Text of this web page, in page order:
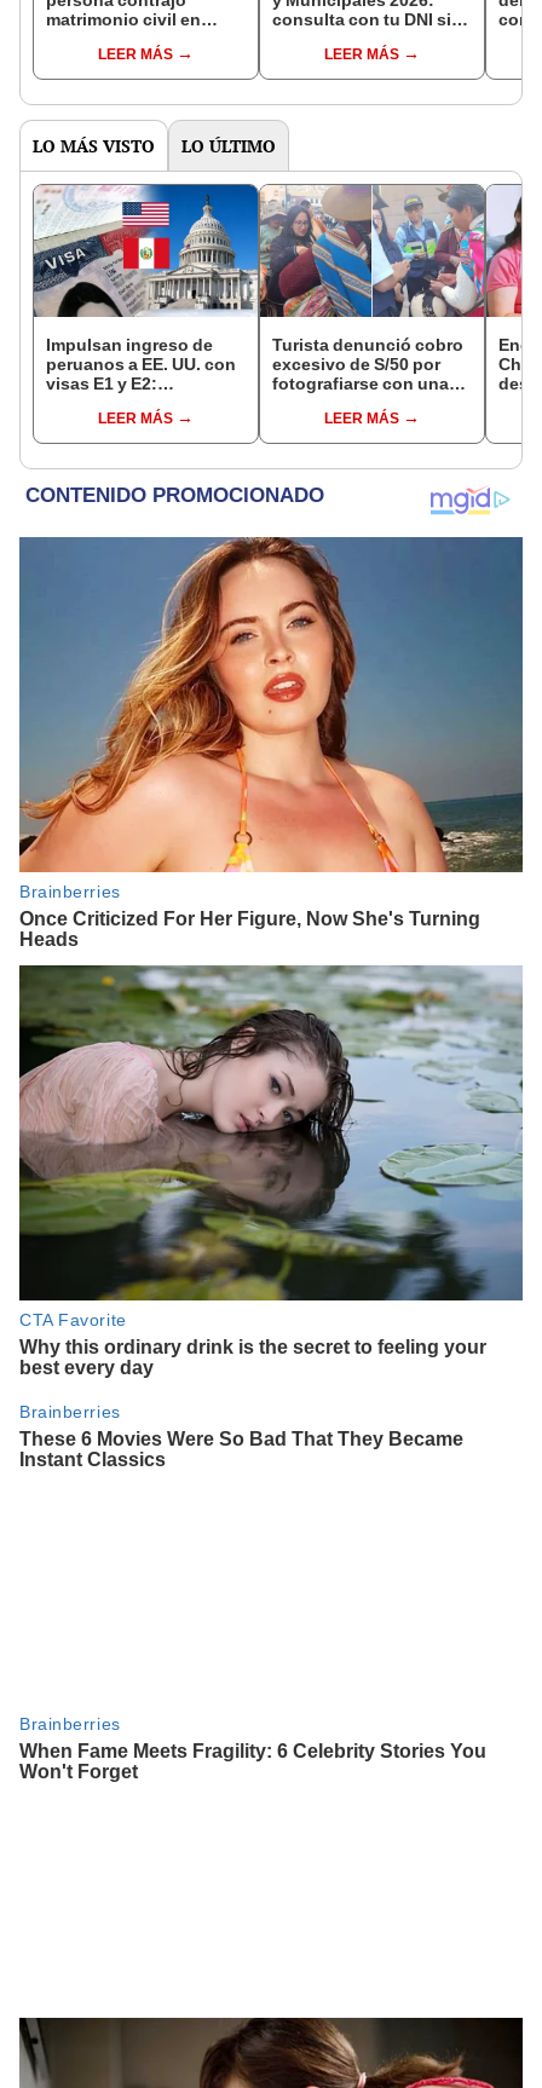
matrimonio civil en
LEER MÁS
consulta con tu DNI si
de mesa para este 4 de
octubre en el link oficial
LEER MÁS
con
LO MÁS VISTO LO ÚLTIMO
Impulsan ingreso de
peruanos a EE. UU. con
visas E1 y E2:
pymes serían los más
beneficiados
LEER MÁS
Turista denunció cobro
excesivo de S/50 por
fotografiarse con una
serenazgo recuperó el
dinero
LEER MÁS